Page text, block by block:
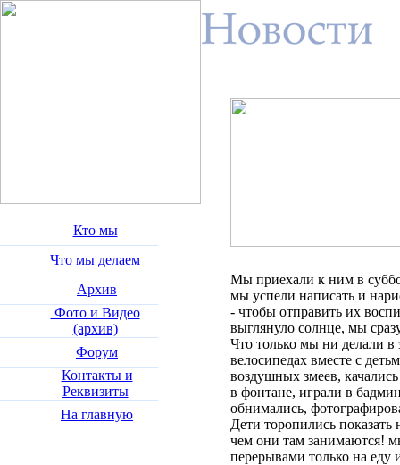
Кто мы
Что мы делаем
Архив
Фото и Видео
(архив)
Форум
Контакты и
Реквизиты
На главную
Мы приехали к ним в
мы успели написать и
- чтобы отправить их
выглянуло солнце, мы
Что только мы ни делали в
велосипедах вместе с
воздушных змеев,
в фонтане, играли в
обнимались,
Дети торопились показать
чем они там занимаются!
перерывами только на еду